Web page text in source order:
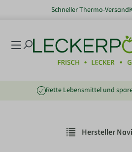
springenSchneller Thermo-Versand
Rette Lebensmittel und
Hersteller